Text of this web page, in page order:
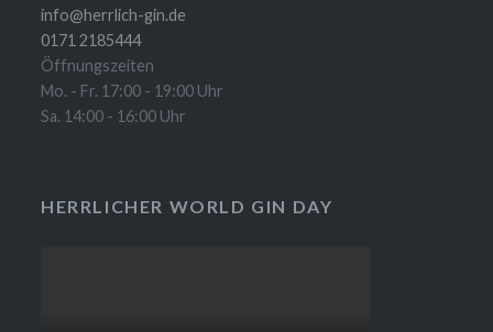
info@herrlich-gin.de
0171 2185444
Öffnungszeiten
Mo. - Fr. 17:00 - 19:00 Uhr
Sa. 14:00 - 16:00 Uhr
HERRLICHER WORLD GIN DAY